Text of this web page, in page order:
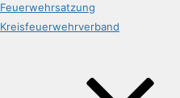
Feuerwehrsatzung
Kreisfeuerwehrverband